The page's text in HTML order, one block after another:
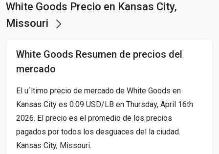
White Goods Precio en Kansas City,
Missouri
White Goods Resumen de precios del
mercado
El u´ltimo precio de mercado de White Goods en
Kansas City es 0.09 USD/LB en Thursday, April 16th
2026. El precio es el promedio de los precios
pagados por todos los desguaces del la ciudad.
Kansas City, Missouri.